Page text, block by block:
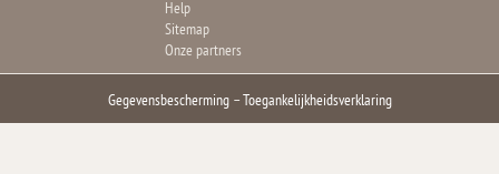
Help
Sitemap
Onze partners
Gegevensbescherming–Toegankelijkheidsverklaring